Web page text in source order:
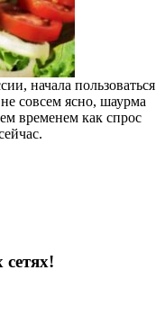
начала пользоваться
совсем ясно, шаурма
временем как спрос